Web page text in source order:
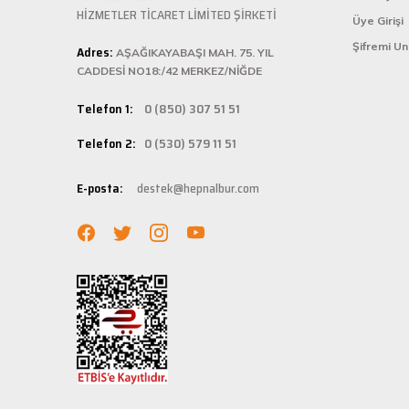
ü... ş... | 22/01/2025
Deneyimini Paylaş
istediğiniz
bilgilere
Hızlı
adresinize
HİZMETLER TİCARET LİMİTED ŞİRKETİ
Adres: AŞAĞIKAYABAŞI MAH. 75. YIL
CADDESİ NO18:/42 MERKEZ/NİĞDE
Telefon 1: 0 (850) 307 51 51
Telefon 2: 0 (530) 579 11 51
E-posta: destek@hepnalbur.com
Üye Girişi
Şifremi